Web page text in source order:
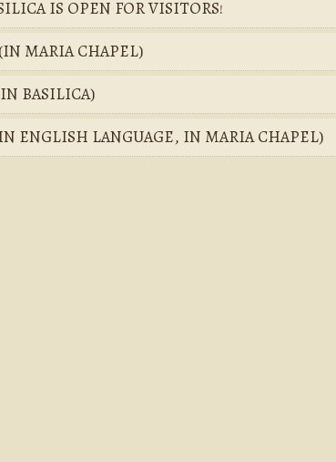
IS OPEN FOR VISITORS!
(IN MARIA CHAPEL)
BASILICA)
ENGLISH LANGUAGE, IN MARIA CHAPEL)